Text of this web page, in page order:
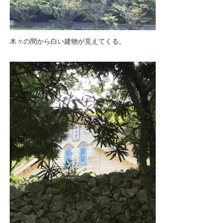
木々の間から白い建物が見えてくる。